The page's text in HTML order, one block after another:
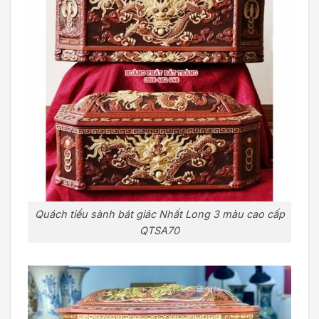
Quách tiểu sành bát giác Nhất Long 3 màu cao cấp
QTSA70